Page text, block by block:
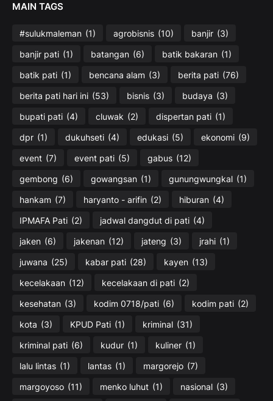
MAIN TAGS
#sulukmaleman (1) agrobisnis (10) banjir (3)
banjir pati (1) batangan (6) batik bakaran (1)
batik pati (1) bencana alam (3) berita pati (76)
berita pati hari ini (53) bisnis (3) budaya (3)
bupati pati (4) cluwak (2) dispertan pati (1)
dpr (1) dukuhseti (4) edukasi (5) ekonomi (9)
event (7) event pati (5) gabus (12)
gembong (6) gowangsan (1) gunungwungkal (1)
hankam (7) haryanto - arifin (2) hiburan (4)
IPMAFA Pati (2) jadwal dangdut di pati (4)
jaken (6) jakenan (12) jateng (3) jrahi (1)
juwana (25) kabar pati (28) kayen (13)
kecelakaan (12) kecelakaan di pati (2)
kesehatan (3) kodim 0718/pati (6) kodim pati (2)
kota (3) KPUD Pati (1) kriminal (31)
kriminal pati (6) kudur (1) kuliner (1)
lalu lintas (1) lantas (1) margorejo (7)
margoyoso (11) menko luhut (1) nasional (3)